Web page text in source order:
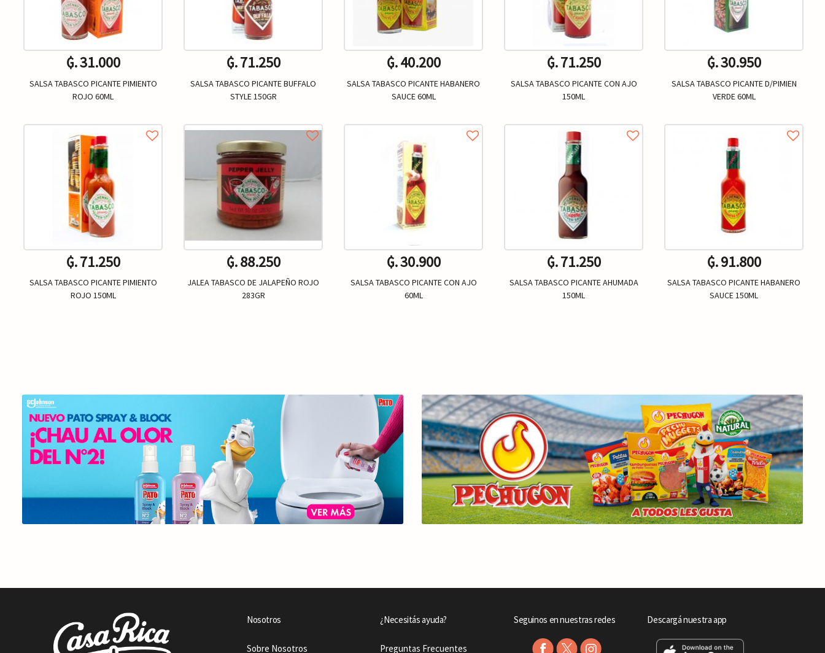
₲. 31.000
SALSA TABASCO PICANTE PIMIENTO
ROJO 60ML
₲. 71.250
SALSA TABASCO PICANTE PIMIENTO
ROJO 150ML
₲. 71.250
SALSA TABASCO PICANTE BUFFALO
STYLE 150GR
₲. 88.250
JALEA TABASCO DE JALAPEÑO ROJO
283GR
₲. 40.200
SALSA TABASCO PICANTE HABANERO
SAUCE 60ML
₲. 30.900
SALSA TABASCO PICANTE CON AJO
60ML
₲. 71.250
SALSA TABASCO PICANTE CON AJO
150ML
₲. 71.250
SALSA TABASCO PICANTE AHUMADA
150ML
₲. 30.950
SALSA TABASCO PICANTE D/PIMIEN
VERDE 60ML
₲. 91.800
SALSA TABASCO PICANTE HABANERO
SAUCE 150ML
Nosotros
Sobre Nosotros
¿Necesitás ayuda?
Preguntas Frecuentes
Seguinos en nuestras redes Descargá nuestra app